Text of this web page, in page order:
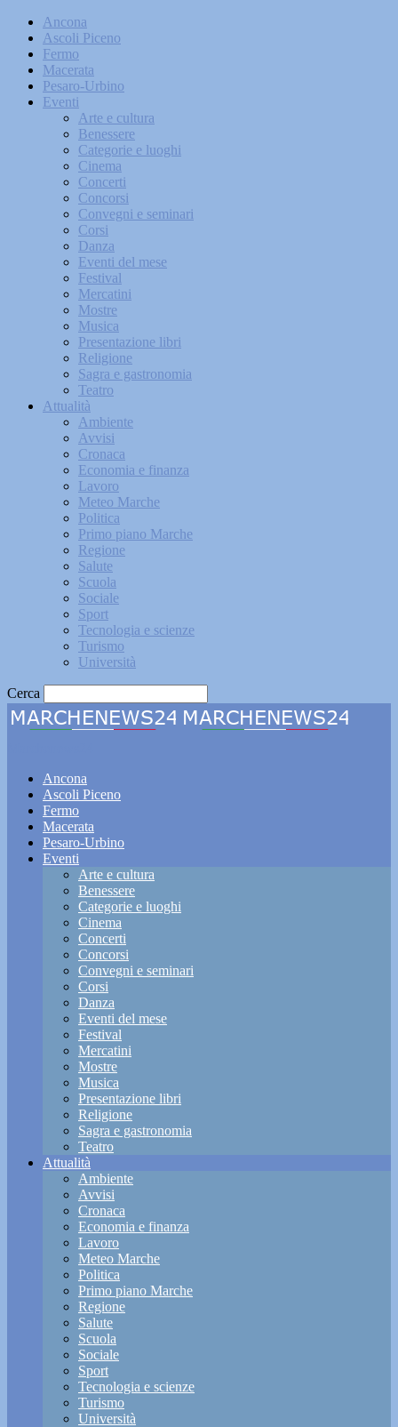
Ancona
Ascoli Piceno
Fermo
Macerata
Pesaro-Urbino
Eventi
Arte e cultura
Benessere
Categorie e luoghi
Cinema
Concerti
Concorsi
Convegni e seminari
Corsi
Danza
Eventi del mese
Festival
Mercatini
Mostre
Musica
Presentazione libri
Religione
Sagra e gastronomia
Teatro
Attualità
Ambiente
Avvisi
Cronaca
Economia e finanza
Lavoro
Meteo Marche
Politica
Primo piano Marche
Regione
Salute
Scuola
Sociale
Sport
Tecnologia e scienze
Turismo
Università
Cerca
Ancona
Ascoli Piceno
Fermo
Macerata
Pesaro-Urbino
Eventi
Arte e cultura
Benessere
Categorie e luoghi
Cinema
Concerti
Concorsi
Convegni e seminari
Corsi
Danza
Eventi del mese
Festival
Mercatini
Mostre
Musica
Presentazione libri
Religione
Sagra e gastronomia
Teatro
Attualità
Ambiente
Avvisi
Cronaca
Economia e finanza
Lavoro
Meteo Marche
Politica
Primo piano Marche
Regione
Salute
Scuola
Sociale
Sport
Tecnologia e scienze
Turismo
Università